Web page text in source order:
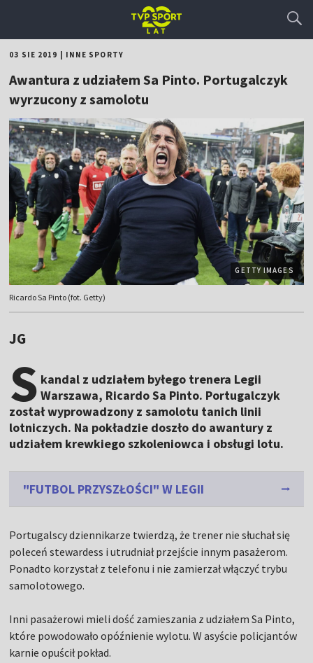
03 SIE 2019 INNE SPORTY
Awantura z udziałem Sa Pinto. Portugalczyk
wyrzucony z samolotu
GETTY IMAGES
Ricardo Sa Pinto (fot. Getty)
JG
S kandal z udziałem byłego trenera Legii
Warszawa, Ricardo Sa Pinto. Portugalczyk
został wyprowadzony z samolotu tanich linii
lotniczych. Na pokładzie doszło do awantury z
udziałem krewkiego szkoleniowca i obsługi lotu.
"FUTBOL PRZYSZŁOŚCI" W LEGII
Portugalscy dziennikarze twierdzą, że trener nie słuchał się
poleceń stewardess i utrudniał przejście innym pasażerom.
Ponadto korzystał z telefonu i nie zamierzał włączyć trybu
samolotowego.
Inni pasażerowi mieli dość zamieszania z udziałem Sa Pinto,
które powodowało opóźnienie wylotu. W asyście policjantów
karnie opuścił pokład.